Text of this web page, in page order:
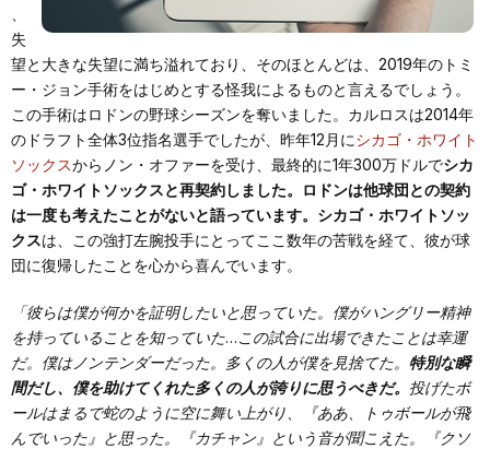
失
望と大きな失望に満ち溢れており、そのほとんどは、2019年のトミ
ー・ジョン手術をはじめとする怪我によるものと言えるでしょう。
この手術はロドンの野球シーズンを奪いました。カルロスは2014年
のドラフト全体3位指名選手でしたが、昨年12月にシカゴ・ホワイト
ソックスからノン・オファーを受け、最終的に1年300万ドルでシカ
ゴ・ホワイトソックスと再契約しました。ロドンは他球団との契約
は一度も考えたことがないと語っています。シカゴ・ホワイトソッ
クスは、この強打左腕投手にとってここ数年の苦戦を経て、彼が球
団に復帰したことを心から喜んでいます。
「彼らは僕が何かを証明したいと思っていた。僕がハングリー精神
を持っていることを知っていた…この試合に出場できたことは幸運
だ。僕はノンテンダーだった。多くの人が僕を見捨てた。 特別な瞬
間だし、僕を助けてくれた多くの人が誇りに思うべきだ。 投げたボ
ールはまるで蛇のように空に舞い上がり、『ああ、トゥボールが飛
んでいった』と思った。『カチャン』という音が聞こえた。『クソ